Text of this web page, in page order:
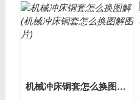
析机械冲床...
机械冲床铜套怎么换图解(机械冲床铜套怎么换图解图片)